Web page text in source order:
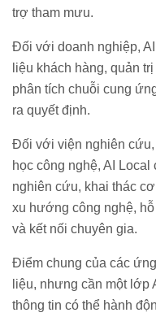
trợ tham mưu.
Đối với doanh nghiệp,
liệu khách hàng, quản
phân tích chuỗi cung
ra quyết định.
Đối với viện nghiên
học công nghệ, AI
nghiên cứu, khai thác
xu hướng công nghệ,
và kết nối chuyên gia.
Điểm chung của các
liệu, nhưng cần một lớp
thông tin có thể hành